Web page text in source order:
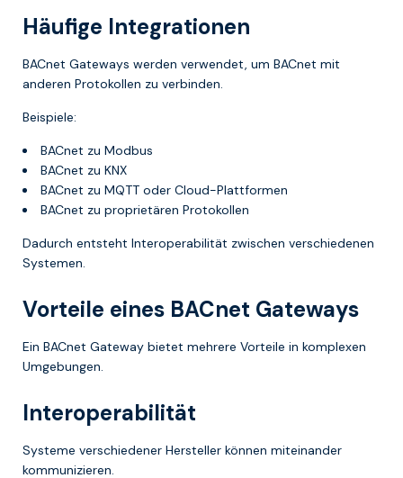
Häufige Integrationen
BACnet Gateways werden verwendet, um BACnet mit
anderen Protokollen zu verbinden.
Beispiele:
BACnet zu Modbus
BACnet zu KNX
BACnet zu MQTT oder Cloud-Plattformen
BACnet zu proprietären Protokollen
Dadurch entsteht Interoperabilität zwischen verschiedenen
Systemen.
Vorteile eines BACnet Gateways
Ein BACnet Gateway bietet mehrere Vorteile in komplexen
Umgebungen.
Interoperabilität
Systeme verschiedener Hersteller können miteinander
kommunizieren.